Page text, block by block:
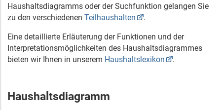
Haushaltsdiagramms oder der Suchfunktion gelangen Sie
zu den verschiedenen Teilhaushalten .
Eine detaillierte Erläuterung der Funktionen und der
Interpretationsmöglichkeiten des Haushaltsdiagrammes
bieten wir Ihnen in unserem Haushaltslexikon .
Haushaltsdiagramm